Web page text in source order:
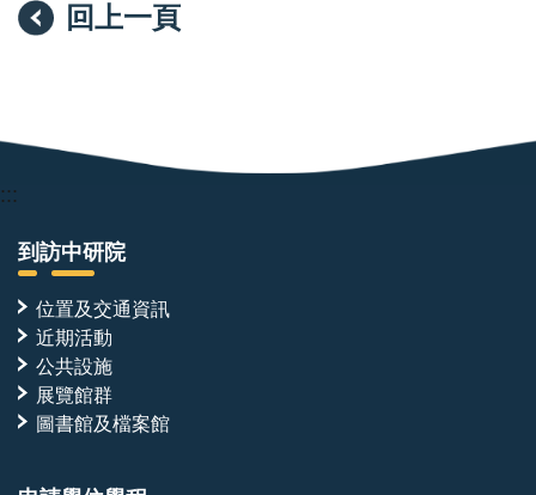
回上一頁
:::
到訪中研院
位置及交通資訊
近期活動
公共設施
展覽館群
圖書館及檔案館